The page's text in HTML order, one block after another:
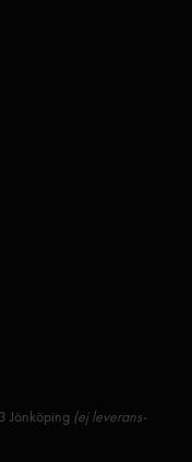
Jönköping (ej leverans-